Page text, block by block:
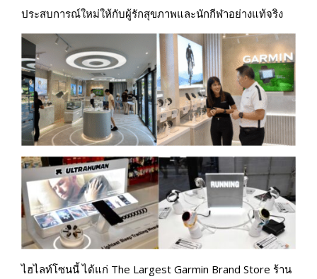
ประสบการณ์ใหม่ให้กับผู้รักสุขภาพและนักกีฬาอย่างแท้จริง
ไฮไลท์โซนนี้ ได้แก่ The Largest Garmin Brand Store ร้าน